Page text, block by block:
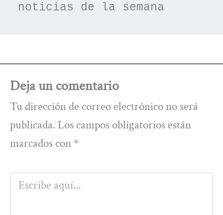
noticias de la semana
Deja un comentario
Tu dirección de correo electrónico no será
publicada. Los campos obligatorios están
marcados con *
Escribe
aquí...